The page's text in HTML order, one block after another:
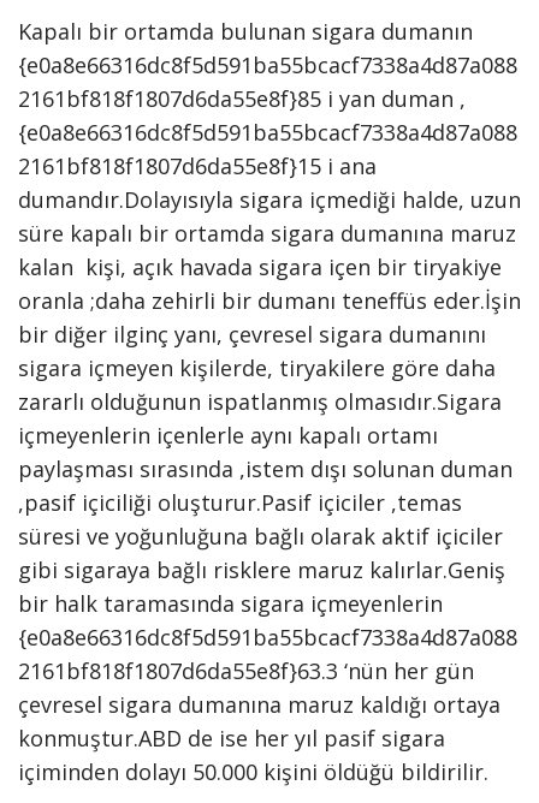
Kapalı bir ortamda bulunan sigara dumanın
{e0a8e66316dc8f5d591ba55bcacf7338a4d87a088
2161bf818f1807d6da55e8f}85 i yan duman ,
{e0a8e66316dc8f5d591ba55bcacf7338a4d87a088
2161bf818f1807d6da55e8f}15 i ana
dumandır.Dolayısıyla sigara içmediği halde, uzun
süre kapalı bir ortamda sigara dumanına maruz
kalan kişi, açık havada sigara içen bir tiryakiye
oranla ;daha zehirli bir dumanı teneffüs eder.İşin
bir diğer ilginç yanı, çevresel sigara dumanını
sigara içmeyen kişilerde, tiryakilere göre daha
zararlı olduğunun ispatlanmış olmasıdır.Sigara
içmeyenlerin içenlerle aynı kapalı ortamı
paylaşması sırasında ,istem dışı solunan duman
,pasif içiciliği oluşturur.Pasif içiciler ,temas
süresi ve yoğunluğuna bağlı olarak aktif içiciler
gibi sigaraya bağlı risklere maruz kalırlar.Geniş
bir halk taramasında sigara içmeyenlerin
{e0a8e66316dc8f5d591ba55bcacf7338a4d87a088
2161bf818f1807d6da55e8f}63.3 ‘nün her gün
çevresel sigara dumanına maruz kaldığı ortaya
konmuştur.ABD de ise her yıl pasif sigara
içiminden dolayı 50.000 kişini öldüğü bildirilir.